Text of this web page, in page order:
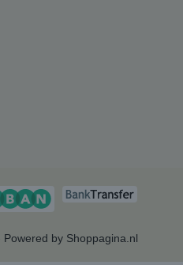
by Shoppagina.nl